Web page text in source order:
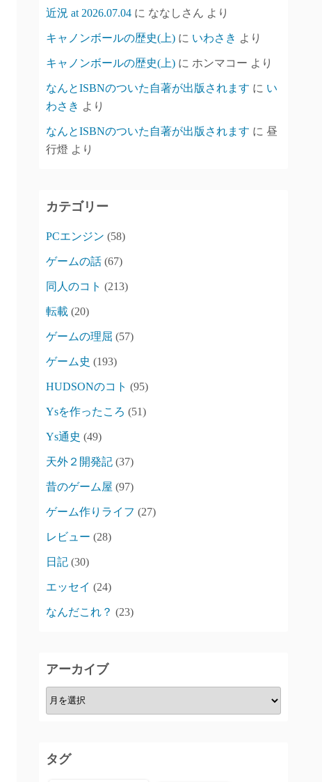
近況 at 2026.07.04 に ななしさん より
キャノンボールの歴史(上) に いわさき より
キャノンボールの歴史(上) に ホンマコー より
なんとISBNのついた自著が出版されます に い
わさき より
なんとISBNのついた自著が出版されます に 昼
行燈 より
カテゴリー
PCエンジン (58)
ゲームの話 (67)
同人のコト (213)
転載 (20)
ゲームの理屈 (57)
ゲーム史 (193)
HUDSONのコト (95)
Ysを作ったころ (51)
Ys通史 (49)
天外２開発記 (37)
昔のゲーム屋 (97)
ゲーム作りライフ (27)
レビュー (28)
日記 (30)
エッセイ (24)
なんだこれ？ (23)
アーカイブ
ア
ー
ブ
タグ